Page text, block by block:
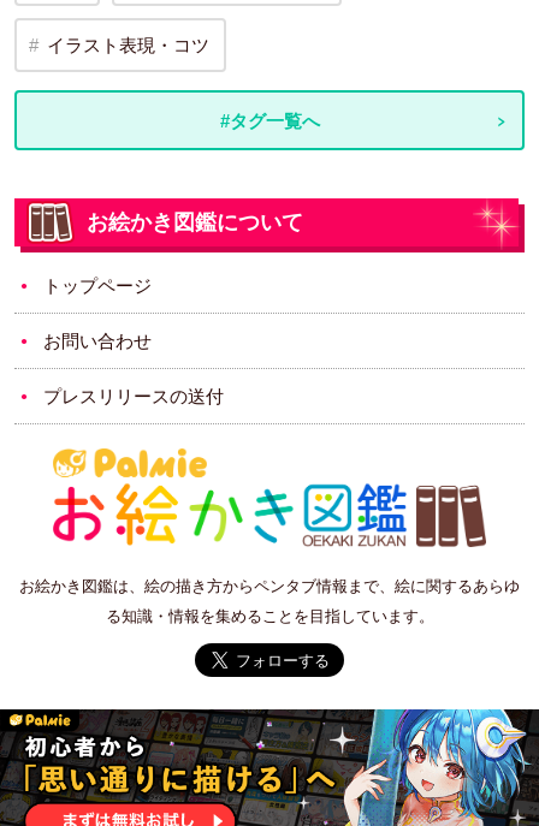
イラスト表現・コツ
#タグ一覧へ
お絵かき図鑑について
トップページ
お問い合わせ
プレスリリースの送付
お絵かき図鑑は、絵の描き方からペンタブ情報まで、絵に関するあらゆ
る知識・情報を集めることを目指しています。